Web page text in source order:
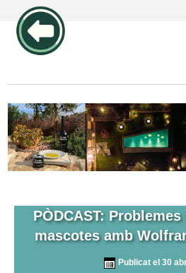
PÒDCAST:
mascotes amb
Publicat el 30